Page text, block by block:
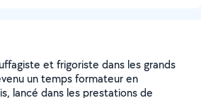
et frigoriste dans les grands
un temps formateur en
lancé dans les prestations de